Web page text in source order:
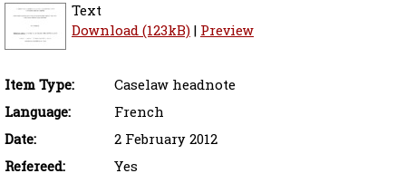
Text
Download (123kB)| Preview
Item Type:
Caselaw headnote
Language:
French
Date:
2 February 2012
Refereed:
Yes